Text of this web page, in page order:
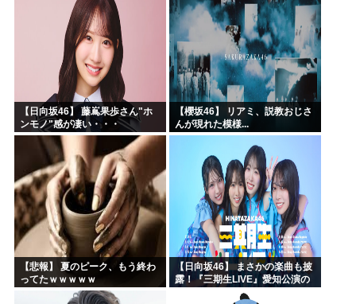
【日向坂46】 藤嶌果歩さん"ホ
ンモノ"感が凄い・・・
【櫻坂46】 リアミ、説教おじさ
んが現れた模様...
【悲報】 夏のピーク、もう終わ
ってたｗｗｗｗｗ
【日向坂46】 まさかの楽曲も披
露！『三期生LIVE』愛知公演の